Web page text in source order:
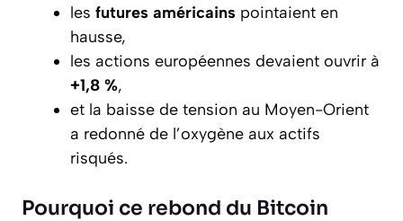
les futures américains pointaient en
hausse,
les actions européennes devaient ouvrir à
+1,8 %,
et la baisse de tension au Moyen-Orient
a redonné de l’oxygène aux actifs
risqués.
Pourquoi ce rebond du Bitcoin